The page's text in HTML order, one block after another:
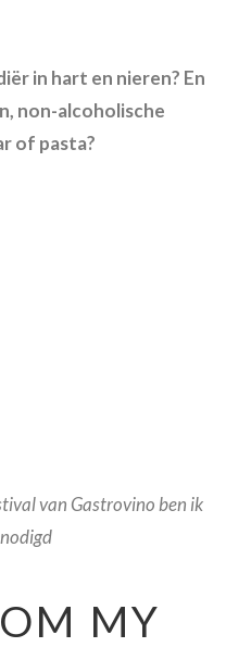
in hart en nieren? En
non-alcoholische
of pasta?
van Gastrovino ben ik
MY